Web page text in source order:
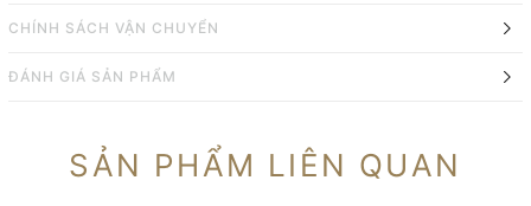
CHÍNH SÁCH VẬN CHUYỂN
ĐÁNH GIÁ SẢN PHẨM
SẢN PHẨM LIÊN QUAN